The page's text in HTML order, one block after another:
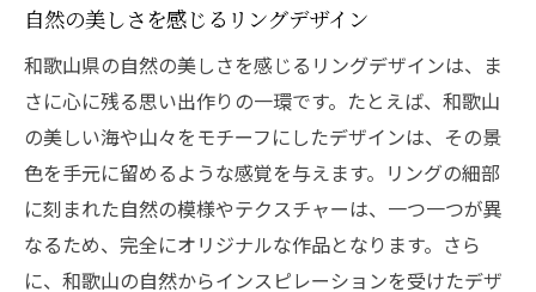
自然の美しさを感じるリングデザイン
和歌山県の自然の美しさを感じるリングデザインは、ま
さに心に残る思い出作りの一環です。たとえば、和歌山
の美しい海や山々をモチーフにしたデザインは、その景
色を手元に留めるような感覚を与えます。リングの細部
に刻まれた自然の模様やテクスチャーは、一つ一つが異
なるため、完全にオリジナルな作品となります。さら
に、和歌山の自然からインスピレーションを受けたデザ